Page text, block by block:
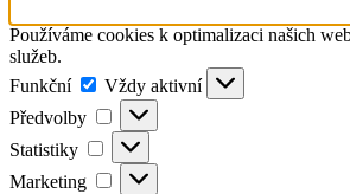
Používáme cookies k optimalizaci našich
služeb.
Funkční
Funkční
Vždy aktivní
Předvolby
Předvolby
Statistiky Statistiky
Marketing Marketing